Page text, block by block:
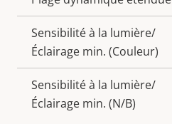
Sensibilité à la lumière/
Éclairage min. (Couleur)
Sensibilité à la lumière/
Éclairage min. (N/B)